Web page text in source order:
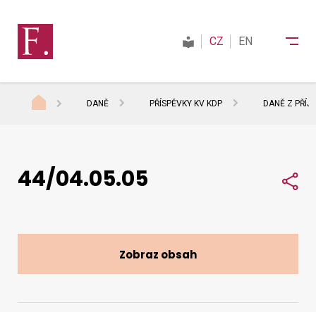
Daně
Kontakty
CZ EN
DANĚ PŘÍSPĚVKY KV KDP DANĚ Z
44/04.05.05
Zobraz obsah